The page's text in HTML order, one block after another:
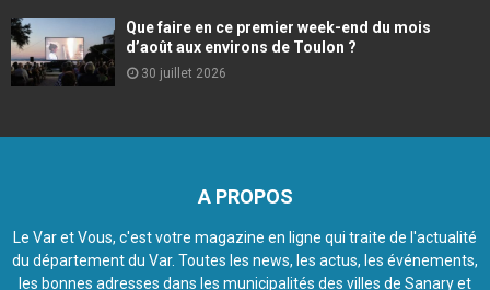
Que faire en ce premier week-end du mois
d’août aux environs de Toulon ?
30 juillet 2026
A PROPOS
Le Var et Vous, c'est votre magazine en ligne qui traite de l'actualité
du département du Var. Toutes les news, les actus, les événements,
les bonnes adresses dans les municipalités des villes de Sanary et